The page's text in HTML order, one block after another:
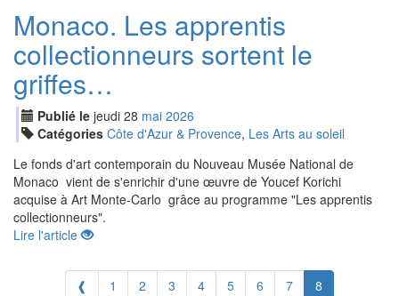
Monaco. Les apprentis
collectionneurs sortent le
griffes…
Publié le jeudi 28 mai 2026
Catégories Côte d'Azur & Provence, Les Arts au soleil
Le fonds d'art contemporain du Nouveau Musée National de
Monaco vient de s'enrichir d'une œuvre de Youcef Korichi
acquise à Art Monte-Carlo grâce au programme "Les apprentis
collectionneurs".
Lire l'article
❰ 1 2 3 4 5 6 7 8